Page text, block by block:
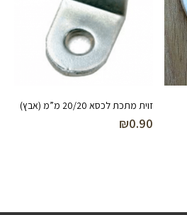
זוית מתכת לכסא 20/20 מ”מ (אבץ)
₪0.90